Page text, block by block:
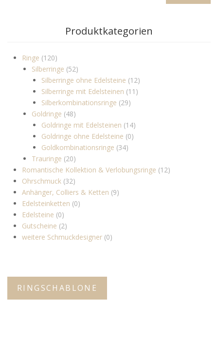
Produktkategorien
Ringe (120)
Silberringe (52)
Silberringe ohne Edelsteine (12)
Silberringe mit Edelsteinen (11)
Silberkombinationsringe (29)
Goldringe (48)
Goldringe mit Edelsteinen (14)
Goldringe ohne Edelsteine (0)
Goldkombinationsringe (34)
Trauringe (20)
Romantische Kollektion & Verlobungsringe (12)
Ohrschmuck (32)
Anhänger, Colliers & Ketten (9)
Edelsteinketten (0)
Edelsteine (0)
Gutscheine (2)
weitere Schmuckdesigner (0)
RINGSCHABLONE